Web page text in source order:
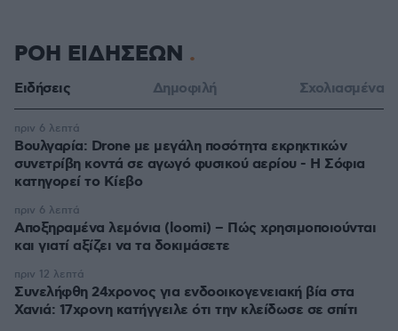
ΡΟΗ ΕΙΔΗΣΕΩΝ
Ειδήσεις Δημοφιλή Σχολιασμένα
Βουλγαρία: Drone με μεγάλη ποσότητα εκρηκτικών
συνετρίβη κοντά σε αγωγό φυσικού αερίου - Η Σόφια
κατηγορεί το Κίεβο
πριν 6 λεπτά
Αποξηραμένα λεμόνια (loomi) – Πώς χρησιμοποιούνται
και γιατί αξίζει να τα δοκιμάσετε
πριν 6 λεπτά
Συνελήφθη 24χρονος για ενδοοικογενειακή βία στα
Χανιά: 17χρονη κατήγγειλε ότι την κλείδωσε σε σπίτι
πριν 12 λεπτά